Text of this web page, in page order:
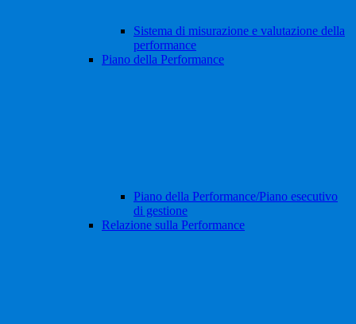
Sistema di misurazione e valutazione della
performance
Piano della Performance
Piano della Performance/Piano esecutivo
di gestione
Relazione sulla Performance